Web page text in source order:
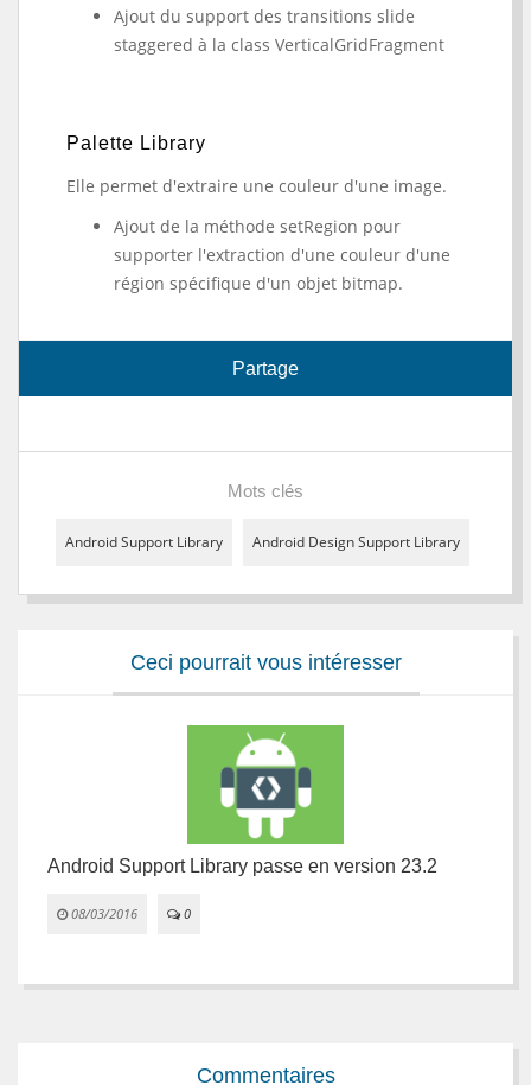
Ajout du support des transitions slide
staggered à la class VerticalGridFragment
Palette Library
Elle permet d'extraire une couleur d'une image.
Ajout de la méthode setRegion pour
supporter l'extraction d'une couleur d'une
région spécifique d'un objet bitmap.
Partage
Mots clés
Android Support Library Android Design Support Library
Ceci pourrait vous intéresser
Android Support Library passe en version 23.2
08/03/2016 0
Commentaires